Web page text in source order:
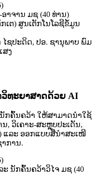
າຈານ ມຊ (40 ທ່ານ)
ເຕ) ສູນເຕັກໂນໂລຊີຂໍ້ມູນ
ໄຊປະດິດ, ປອ. ຊານຸພາບ ພົມ
ສງ
ທະຍາສາດດ້ວຍ AI
ກຄົ້ນຄວ້າ ໃຫ້ສາມາດນໍາໃຊ້
, ວິເຄາະ-ສະຫຼຸບປະເດັນ,
ແລະ ອອກແບບສື່ນໍາສະເໜີ
ການ.
ະ ນັກຄົ້ນຄວ້າວິໄຈ ມຊ (40